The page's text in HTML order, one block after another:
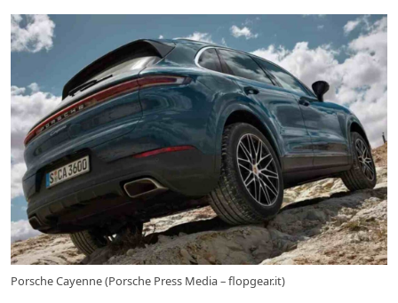
Porsche Cayenne (Porsche Press Media – flopgear.it)